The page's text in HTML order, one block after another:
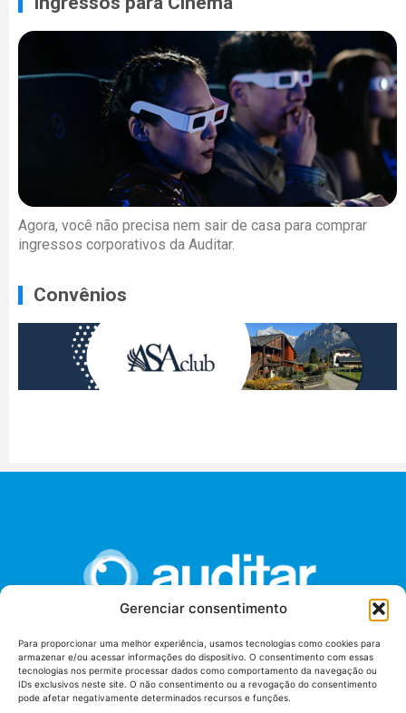
Gerenciar consentimento
Para proporcionar uma melhor experiência, usamos tecnologias como cookies para
armazenar e/ou acessar informações do dispositivo. O consentimento com essas
tecnologias nos permite processar dados como comportamento da navegação ou
IDs exclusivos neste site. O não consentimento ou a revogação do consentimento
pode afetar negativamente determinados recursos e funções.
Agora, você não precisa nem sair de casa para comprar
ingressos corporativos da Auditar.
Convênios
União dos Auditores Federais de Controle Externo -
AUDITAR
Setor de Administração Federal Sul (SAF/Sul), Qd. 04, Lt. 01